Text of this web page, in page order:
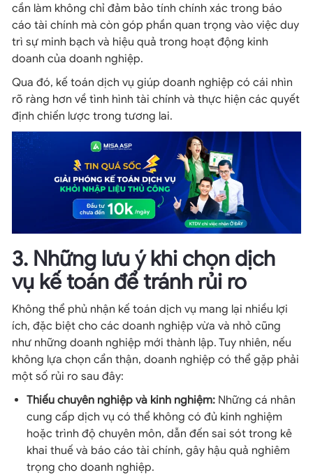
cần làm không chỉ đảm bảo tính chính xác trong báo
cáo tài chính mà còn góp phần quan trọng vào việc duy
trì sự minh bạch và hiệu quả trong hoạt động kinh
doanh của doanh nghiệp.
Qua đó, kế toán dịch vụ giúp doanh nghiệp có cái nhìn
rõ ràng hơn về tình hình tài chính và thực hiện các quyết
định chiến lược trong tương lai.
3. Những lưu ý khi chọn dịch
vụ kế toán để tránh rủi ro
Không thể phủ nhận kế toán dịch vụ mang lại nhiều lợi
ích, đặc biệt cho các doanh nghiệp vừa và nhỏ cũng
như những doanh nghiệp mới thành lập. Tuy nhiên, nếu
không lựa chọn cẩn thận, doanh nghiệp có thể gặp phải
một số rủi ro sau đây:
Thiếu chuyên nghiệp và kinh nghiệm: Những cá nhân
cung cấp dịch vụ có thể không có đủ kinh nghiệm
hoặc trình độ chuyên môn, dẫn đến sai sót trong kê
khai thuế và báo cáo tài chính, gây hậu quả nghiêm
trọng cho doanh nghiệp.